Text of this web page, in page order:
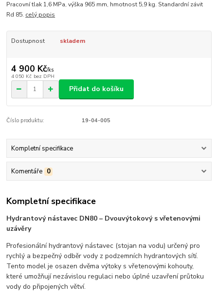
Pracovní tlak 1,6 MPa, výška 965 mm, hmotnost 5,9 kg. Standardní závit
Rd 85. celý popis
Dostupnost skladem
4 900 Kč/ks
4 050 Kč bez DPH
Přidat do košíku
Číslo produktu: 19-04-005
Kompletní specifikace
Komentáře 0
Kompletní specifikace
Hydrantový nástavec DN80 – Dvouvýtokový s vřetenovými
uzávěry
Profesionální hydrantový nástavec (stojan na vodu) určený pro
rychlý a bezpečný odběr vody z podzemních hydrantových sítí.
Tento model je osazen dvěma výtoky s vřetenovými kohouty,
které umožňují nezávislou regulaci nebo úplné uzavření průtoku
vody do připojených větví.